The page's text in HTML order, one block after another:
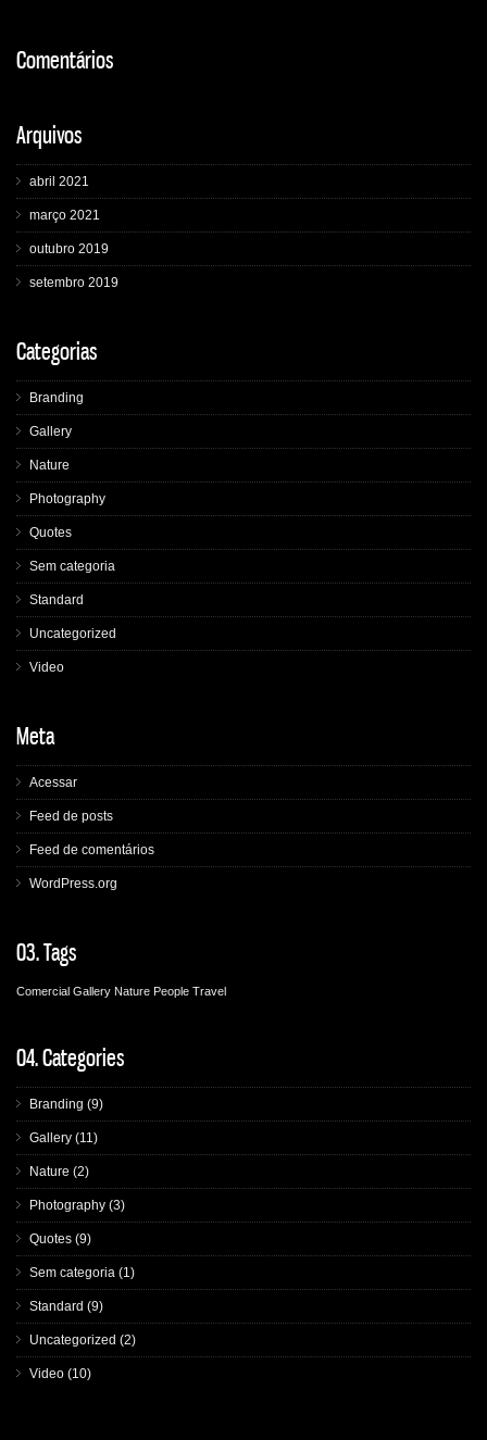
Comentários
Arquivos
abril 2021
março 2021
outubro 2019
setembro 2019
Categorias
Branding
Gallery
Nature
Photography
Quotes
Sem categoria
Standard
Uncategorized
Video
Meta
Acessar
Feed de posts
Feed de comentários
WordPress.org
03.Tags
Comercial Gallery Nature People Travel
04.Categories
Branding (9)
Gallery (11)
Nature (2)
Photography (3)
Quotes (9)
Sem categoria (1)
Standard (9)
Uncategorized (2)
Video (10)